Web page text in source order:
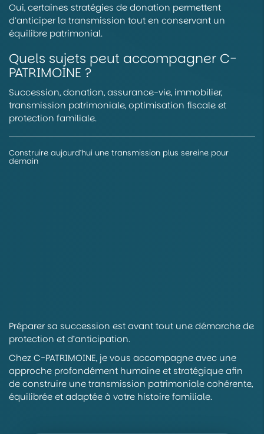
Oui, certaines stratégies de donation permettent
d’anticiper la transmission tout en conservant un
équilibre patrimonial.
Quels sujets peut accompagner C-
PATRIMOINE ?
Succession, donation, assurance-vie, immobilier,
transmission patrimoniale, optimisation fiscale et
protection familiale.
Construire aujourd’hui une transmission plus sereine pour
demain
Préparer sa succession est avant tout une démarche de
protection et d’anticipation.
Chez C-PATRIMOINE, je vous accompagne avec une
approche profondément humaine et stratégique afin
de construire une transmission patrimoniale cohérente,
équilibrée et adaptée à votre histoire familiale.